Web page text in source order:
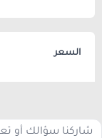
السعر